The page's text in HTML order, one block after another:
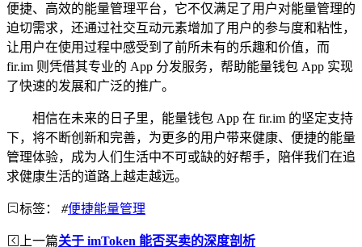
便捷、高效的能量管理平台，它不仅满足了用户对能量管理的
迫切需求，还通过社交互动元素增加了用户的参与度和粘性，
让用户在使用过程中感受到了前所未有的乐趣和价值，而
fir.im 则凭借其专业的 App 分发服务，帮助能量钱包 App 实现
了快速的发展和广泛的推广。
相信在未来的日子里，能量钱包 App 在 fir.im 的坚定支持
下，将不断创新和完善，为更多的用户带来健康、便捷的能量
管理体验，成为人们生活中不可或缺的好帮手，陪伴我们在追
求健康生活的道路上越走越远。
标签： #便捷能量管理
上一篇关于 imToken 能否买卖的深度剖析